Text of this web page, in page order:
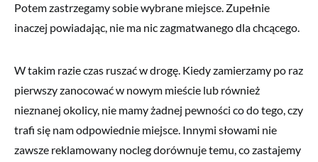
Potem zastrzegamy sobie wybrane miejsce. Zupełnie
inaczej powiadając, nie ma nic zagmatwanego dla chcącego.
W takim razie czas ruszać w drogę. Kiedy zamierzamy po raz
pierwszy zanocować w nowym mieście lub również
nieznanej okolicy, nie mamy żadnej pewności co do tego, czy
trafi się nam odpowiednie miejsce. Innymi słowami nie
zawsze reklamowany nocleg dorównuje temu, co zastajemy